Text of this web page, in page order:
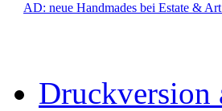
AD: neue Handmades bei Estate &
Druckversion